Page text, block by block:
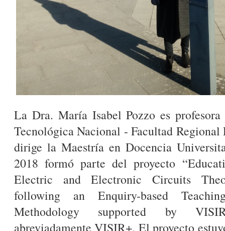
La Dra. María Isabel Pozzo es
Tecnológica Nacional - Facultad Regional
dirige la Maestría en Docencia
2018 formó parte del proyecto
Electric and Electronic Circuits
following an Enquiry-based
Methodology supported by
abreviadamente VISIR+. El proyecto